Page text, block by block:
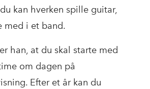
kan hverken spille guitar,
med i et band.
han, at du skal starte med
om dagen på
Efter et år kan du